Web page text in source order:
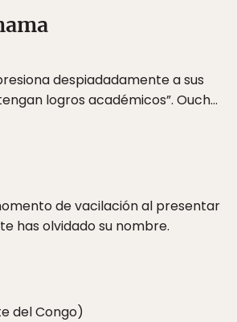
despiadadamente a sus
logros académicos”. Ouch…
de vacilación al presentar
has olvidado su nombre.
del Congo)